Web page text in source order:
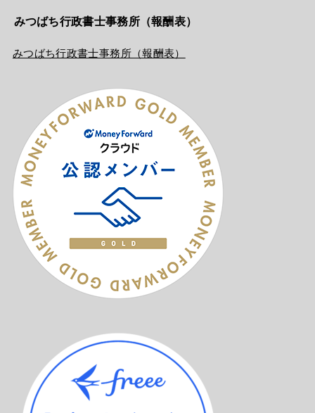
みつばち行政書士事務所（報酬表）
みつばち行政書士事務所（報酬表）